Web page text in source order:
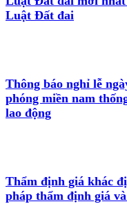
Luật Đất đai
Thông báo nghỉ lễ
phóng miền nam
lao động
Thẩm định giá khác
pháp thẩm định giá